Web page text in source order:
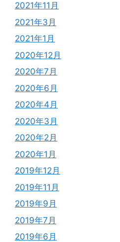
2021年11月
2021年3月
2021年1月
2020年12月
2020年7月
2020年6月
2020年4月
2020年3月
2020年2月
2020年1月
2019年12月
2019年11月
2019年9月
2019年7月
2019年6月